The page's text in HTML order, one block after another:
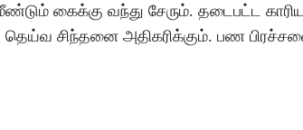
கைக்கு வந்து சேரும். தடைபட்ட
தெய்வ சிந்தனை அதிகரிக்கும். பண